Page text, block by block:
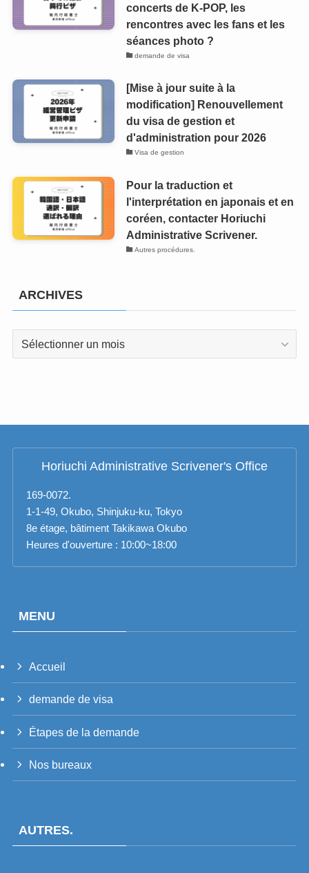
concerts de K-POP, les
rencontres avec les fans et les
séances photo ?
demande de visa
[Mise à jour suite à la
modification] Renouvellement
du visa de gestion et
d'administration pour 2026
Visa de gestion
Pour la traduction et
l'interprétation en japonais et en
coréen, contacter Horiuchi
Administrative Scrivener.
Autres procédures.
ARCHIVES
ARCHIVES
Horiuchi Administrative Scrivener's Office
169-0072.
1-1-49, Okubo, Shinjuku-ku, Tokyo
8e étage, bâtiment Takikawa Okubo
Heures d'ouverture : 10:00~18:00
MENU
Accueil
demande de visa
Étapes de la demande
Nos bureaux
AUTRES.
TH
PT_BR